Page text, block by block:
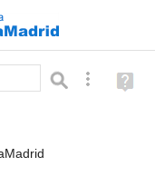
BúsquedaAyuda
(en